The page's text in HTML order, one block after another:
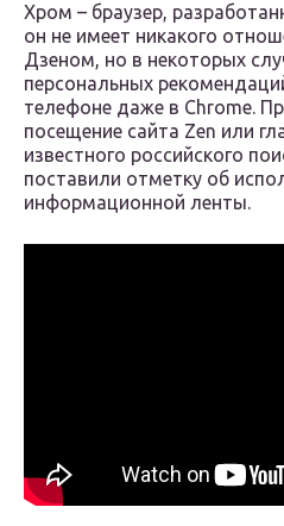
Хром – браузер,
он не имеет никакого
Дзеном, но в некоторых
персональных
телефоне даже в Chrome.
посещение сайта Zen или
известного российского
поставили отметку об
информационной ленты.